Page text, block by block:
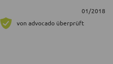
01/2018
von advocado überprüft